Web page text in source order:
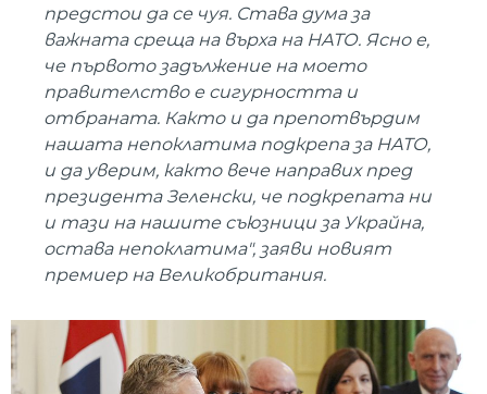
предстои да се чуя. Става дума за
важната среща на върха на НАТО. Ясно е,
че първото задължение на моето
правителство е сигурността и
отбраната. Както и да препотвърдим
нашата непоклатима подкрепа за НАТО,
и да уверим, както вече направих пред
президента Зеленски, че подкрепата ни
и тази на нашите съюзници за Украйна,
остава непоклатима", заяви новият
премиер на Великобритания.